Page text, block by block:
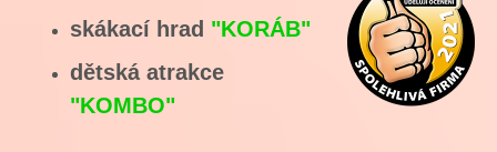
skákací hrad "KORÁB"
dětská atrakce
"KOMBO"